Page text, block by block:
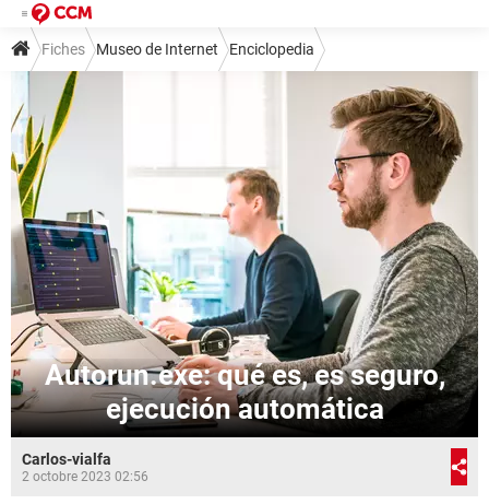
Fiches Museo de Internet Enciclopedia
Autorun.exe: qué es, es seguro,
ejecución automática
Carlos-vialfa
2 octobre 2023 02:56